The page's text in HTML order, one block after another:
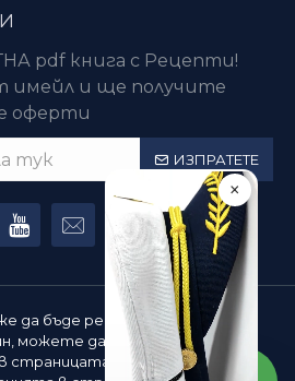
×
pdf книга с Рецепти!
и ще получите
оферти
ИЗПРАТЕТЕ
да бъде решен съвместно с
можете да използвате сайта
страницата подлежат на